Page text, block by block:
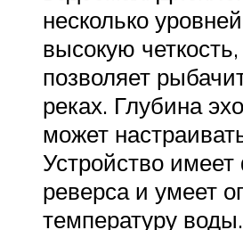
несколько
высокую
позволяет
реках. Глубина
может
Устройство
реверса и умеет
температуру воды.